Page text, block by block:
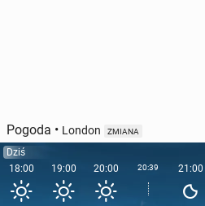
Pogoda • London ZMIANA
Dziś
18:00
19:00 20:00 20:39 21:00